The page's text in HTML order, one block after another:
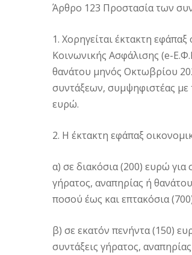
Άρθρο 123 Προστασία των
1. Χορηγείται έκτακτη
Κοινωνικής Ασφάλισης (e-
θανάτου μηνός Οκτωβρίου
συντάξεων, συμψηφιστέας
ευρώ.
2. Η έκτακτη εφάπαξ
α) σε διακόσια (200) ευρώ
γήρατος, αναπηρίας ή
ποσού έως και επτακόσια
β) σε εκατόν πενήντα (150)
συντάξεις γήρατος,